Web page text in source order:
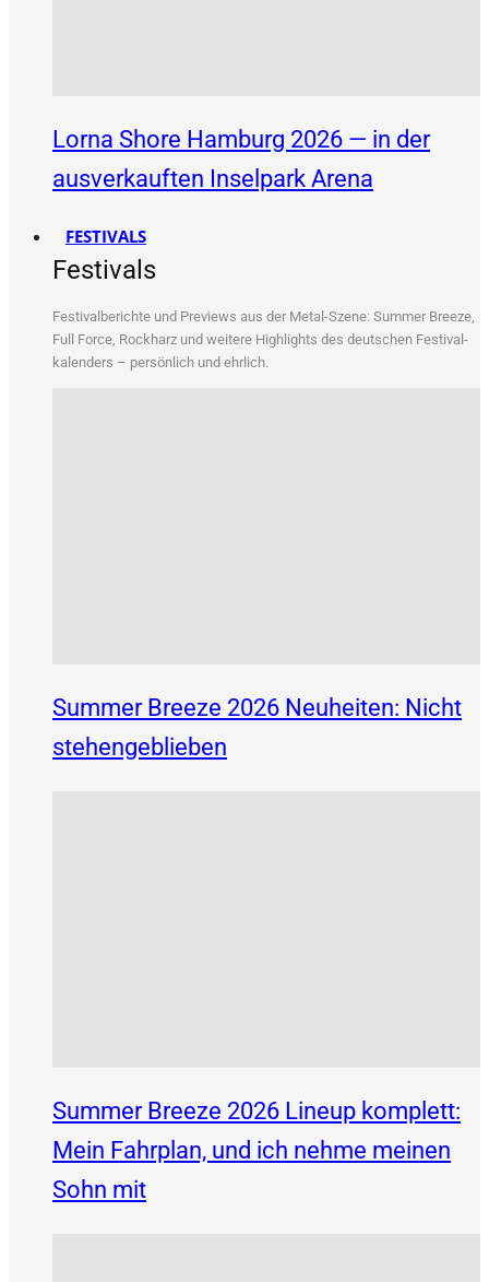
Lorna Shore Hamburg 2026 — in der
ausverkauften Inselpark Arena
FESTIVALS
Festivals
Fes­ti­val­be­rich­te und Pre­views aus der Metal-Sze­ne: Sum­mer Bree­ze,
Full Force, Rock­harz und wei­te­re High­lights des deut­schen Fes­ti­val­
ka­len­ders – per­sön­lich und ehrlich.
Summer Breeze 2026 Neuheiten: Nicht
stehengeblieben
Summer Breeze 2026 Lineup komplett:
Mein Fahrplan, und ich nehme meinen
Sohn mit